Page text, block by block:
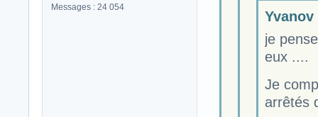
Messages : 24 054
je
eux ....
Je
arrêtés